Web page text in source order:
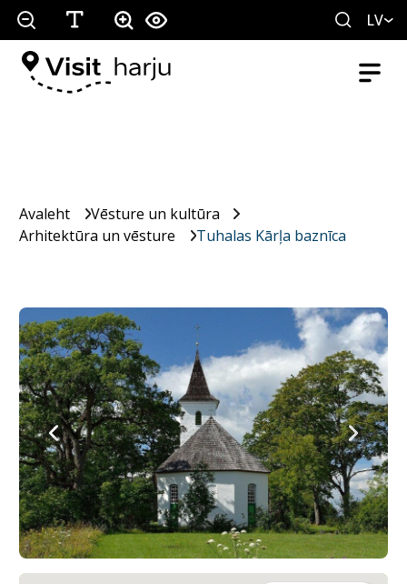
LV
Avaleht
Vēsture un kultūra
Arhitektūra un vēsture
Tuhalas Kārļa baznīca